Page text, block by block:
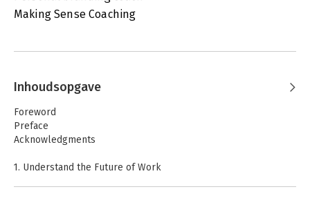
Making Sense Coaching
Inhoudsopgave
Foreword
Preface
Acknowledgments
1. Understand the Future of Work